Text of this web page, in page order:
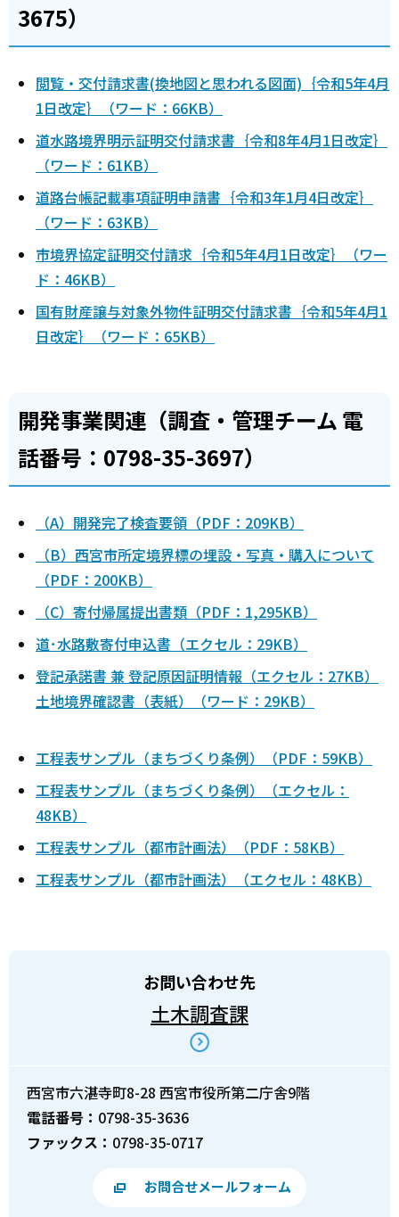
3675）
閲覧・交付請求書(換地図と思われる図面)｛令和5年4月
1日改定｝（ワード：66KB）
道水路境界明示証明交付請求書｛令和8年4月1日改定｝
（ワード：61KB）
道路台帳記載事項証明申請書｛令和3年1月4日改定｝
（ワード：63KB）
市境界協定証明交付請求｛令和5年4月1日改定｝（ワー
ド：46KB）
国有財産譲与対象外物件証明交付請求書｛令和5年4月1
日改定｝（ワード：65KB）
開発事業関連（調査・管理チーム 電
話番号：0798-35-3697）
（A）開発完了検査要領（PDF：209KB）
（B）西宮市所定境界標の埋設・写真・購入について
（PDF：200KB）
（C）寄付帰属提出書類（PDF：1,295KB）
道･水路敷寄付申込書（エクセル：29KB）
登記承諾書 兼 登記原因証明情報（エクセル：27KB）
土地境界確認書（表紙）（ワード：29KB）
工程表サンプル（まちづくり条例）（PDF：59KB）
工程表サンプル（まちづくり条例）（エクセル：
48KB）
工程表サンプル（都市計画法）（PDF：58KB）
工程表サンプル（都市計画法）（エクセル：48KB）
お問い合わせ先
土木調査課
西宮市六湛寺町8-28 西宮市役所第二庁舎9階
電話番号： 0798-35-3636
ファックス： 0798-35-0717
お問合せメールフォーム